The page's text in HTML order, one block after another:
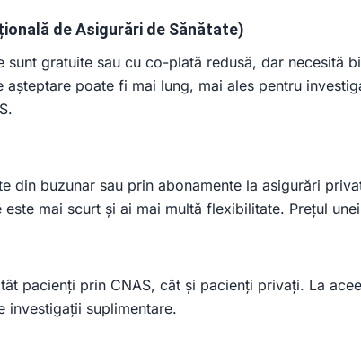
de Asigurări de Sănătate)
sunt gratuite sau cu co-plată redusă, dar necesită
așteptare poate fi mai lung, mai ales pentru
din buzunar sau prin abonamente la asigurări
mai scurt și ai mai multă flexibilitate. Prețul
pacienți prin CNAS, cât și pacienți privați. La
investigații suplimentare.